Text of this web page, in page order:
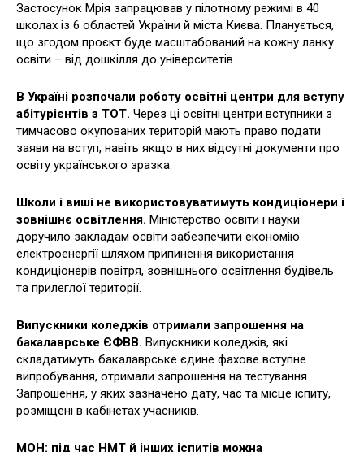
Застосунок Мрія запрацював у пілотному режимі в 40
школах із 6 областей України й міста Києва. Планується,
що згодом проєкт буде масштабований на кожну ланку
освіти – від дошкілля до університетів.
В Україні розпочали роботу освітні центри для вступу
абітурієнтів з ТОТ. Через ці освітні центри вступники з
тимчасово окупованих територій мають право подати
заяви на вступ, навіть якщо в них відсутні документи про
освіту українського зразка.
Школи і виші не використовуватимуть кондиціонери і
зовнішнє освітлення. Міністерство освіти і науки
доручило закладам освіти забезпечити економію
електроенергії шляхом припинення використання
кондиціонерів повітря, зовнішнього освітлення будівель
та прилеглої території.
Випускники коледжів отримали запрошення на
бакалаврське ЄФВВ. Випускники коледжів, які
складатимуть бакалаврське єдине фахове вступне
випробування, отримали запрошення на тестування.
Запрошення, у яких зазначено дату, час та місце іспиту,
розміщені в кабінетах учасників.
МОН: під час НМТ й інших іспитів можна